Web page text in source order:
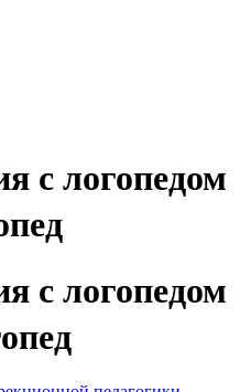
с логопедом
с логопедом